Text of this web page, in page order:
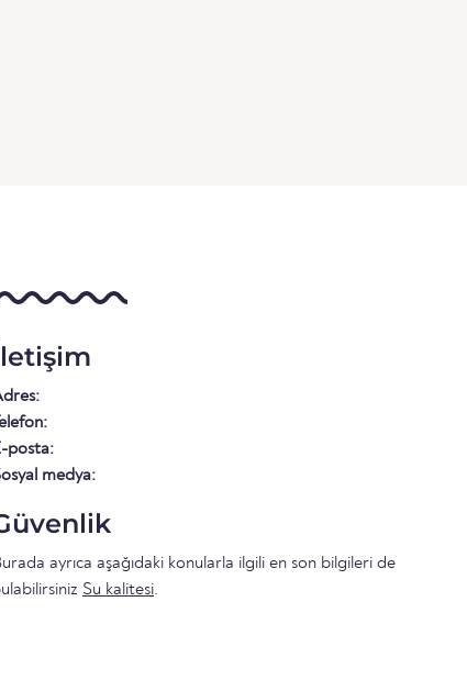
posta:
medya:
ayrıca aşağıdaki konularla ilgili en son bilgileri de
Su kalitesi.